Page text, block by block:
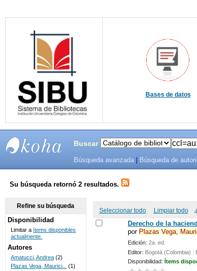
Bases de datos
SISTEMAS
DE
BIBLIOTECAS
UNICOC
Buscar
Búsqueda avanzada Búsqueda de
Su búsqueda retornó 2 resultados.
Seleccionar todo Limpiar todo
Derecho de la
por Plazas Vega,
Edición: 2a. ed.
Editor: Bogotá (Colombia) :
Disponibilidad: Ítems
Refine su búsqueda
Disponibilidad
Limitar a ítems disponibles
actualmente.
Autores
Amatucci, Andrea (2)
Plazas Vega, Maurici... (1)